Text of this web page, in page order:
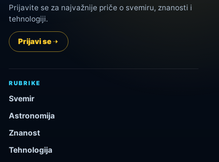
Prijavite se za najvažnije priče o svemiru, znanosti i
tehnologiji.
Prijavi se
RUBRIKE
Svemir
Astronomija
Znanost
Tehnologija